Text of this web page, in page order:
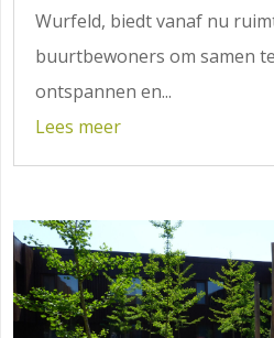
Wurfeld, biedt vanaf nu
buurtbewoners om samen
ontspannen en...
Lees meer